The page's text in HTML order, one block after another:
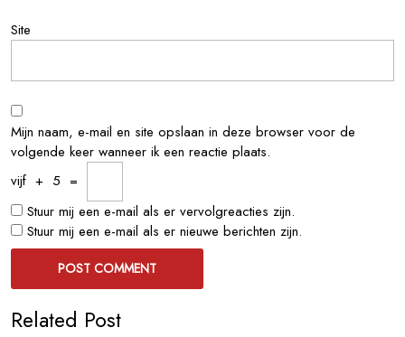
Site
Mijn naam, e-mail en site opslaan in deze browser voor de
volgende keer wanneer ik een reactie plaats.
vijf + 5 =
Stuur mij een e-mail als er vervolgreacties zijn.
Stuur mij een e-mail als er nieuwe berichten zijn.
Related Post